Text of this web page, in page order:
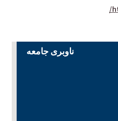
ناوبری جامعه